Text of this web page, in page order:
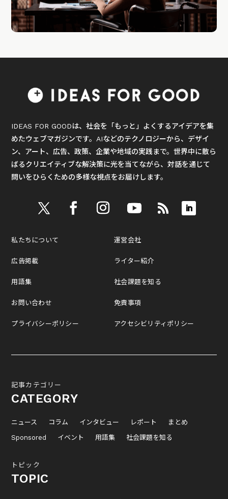
IDEAS FOR GOODは、社会を「もっと」よくするアイデアを集
めたウェブマガジンです。AIなどのテクノロジーから、デザイ
ン、アート、広告、政策、企業や地域の実践まで。世界中に散ら
ばるクリエイティブな解決策に光を当てながら、対話を通じて
問いをひらくための多様な視点をお届けします。
私たちについて
広告掲載
用語集
お問い合わせ
プライバシーポリシー
運営会社
ライター紹介
社会課題を知る
免責事項
アクセシビリティポリシー
記事カテゴリー
CATEGORY
ニュース コラム インタビュー レポート
まとめ
Sponsored
イベント 用語集 社会課題を知る
トピック
TOPIC